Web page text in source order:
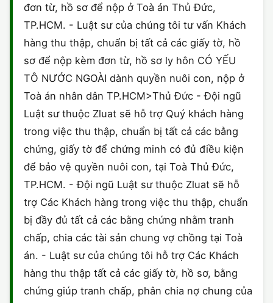
đơn từ, hồ sơ để nộp ở Toà án Thủ Đức,
TP.HCM. - Luật sư của chúng tôi tư vấn Khách
hàng thu thập, chuẩn bị tất cả các giấy tờ, hồ
sơ để nộp kèm đơn từ, hồ sơ ly hôn CÓ YẾU
TÔ NƯỚC NGOÀI dành quyền nuôi con, nộp ở
Toà án nhân dân TP.HCM>Thủ Đức - Đội ngũ
Luật sư thuộc Zluat sẽ hỗ trợ Quý khách hàng
trong việc thu thập, chuẩn bị tất cả các bằng
chứng, giấy tờ để chứng minh có đủ điều kiện
để bảo vệ quyền nuôi con, tại Toà Thủ Đức,
TP.HCM. - Đội ngũ Luật sư thuộc Zluat sẽ hỗ
trợ Các Khách hàng trong việc thu thập, chuẩn
bị đầy đủ tất cả các bằng chứng nhằm tranh
chấp, chia các tài sản chung vợ chồng tại Toà
án. - Luật sư của chúng tôi hỗ trợ Các Khách
hàng thu thập tất cả các giấy tờ, hồ sơ, bằng
chứng giúp tranh chấp, phân chia nợ chung của